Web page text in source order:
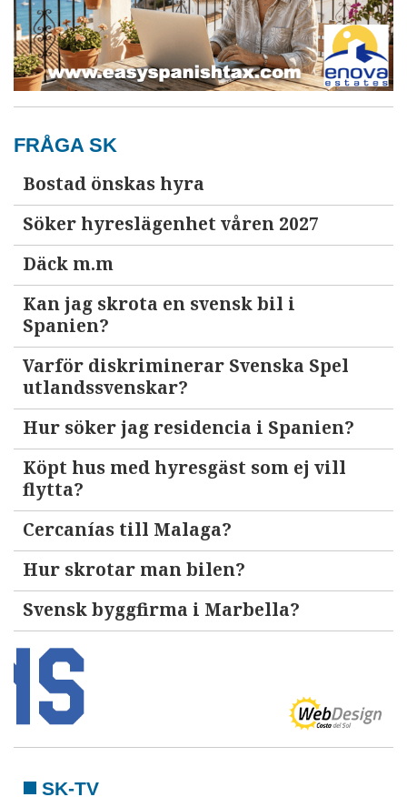
FRÅGA SK
Bostad önskas hyra
Söker hyreslägenhet våren 2027
Däck m.m
Kan jag skrota en svensk bil i
Spanien?
Varför diskriminerar Svenska Spel
utlandssvenskar?
Hur söker jag residencia i Spanien?
Köpt hus med hyresgäst som ej vill
flytta?
Cercanías till Malaga?
Hur skrotar man bilen?
Svensk byggfirma i Marbella?
SK-TV